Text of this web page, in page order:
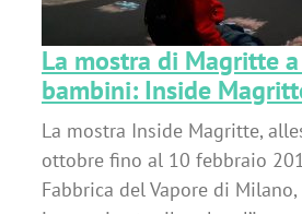
La mostra di Magritte
bambini: Inside
La mostra Inside Magritte,
ottobre fino al 10 febbraio
Fabbrica del Vapore di Milano,